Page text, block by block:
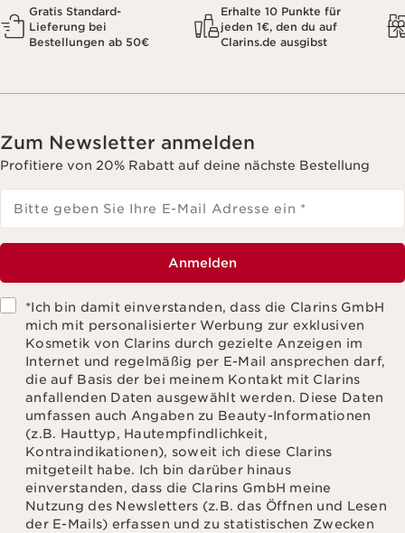
Gratis Standard-
Lieferung bei
Bestellungen ab 50€
Erhalte 10 Punkte für
jeden 1€, den du auf
Clarins.de ausgibst
Zum Newsletter anmelden
Profitiere von 20% Rabatt auf deine nächste Bestellung
Bitte geben Sie Ihre E-Mail Adresse ein *
Anmelden
*Ich bin damit einverstanden, dass die Clarins GmbH
mich mit personalisierter Werbung zur exklusiven
Kosmetik von Clarins durch gezielte Anzeigen im
Internet und regelmäßig per E-Mail ansprechen darf,
die auf Basis der bei meinem Kontakt mit Clarins
anfallenden Daten ausgewählt werden. Diese Daten
umfassen auch Angaben zu Beauty-Informationen
(z.B. Hauttyp, Hautempfindlichkeit,
Kontraindikationen), soweit ich diese Clarins
mitgeteilt habe. Ich bin darüber hinaus
einverstanden, dass die Clarins GmbH meine
Nutzung des Newsletters (z.B. das Öffnen und Lesen
der E-Mails) erfassen und zu statistischen Zwecken